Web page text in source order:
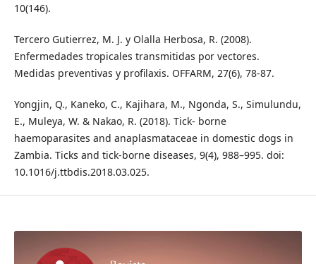
10(146).
Tercero Gutierrez, M. J. y Olalla Herbosa, R. (2008).
Enfermedades tropicales transmitidas por vectores.
Medidas preventivas y profilaxis. OFFARM, 27(6), 78-87.
Yongjin, Q., Kaneko, C., Kajihara, M., Ngonda, S., Simulundu,
E., Muleya, W. & Nakao, R. (2018). Tick- borne
haemoparasites and anaplasmataceae in domestic dogs in
Zambia. Ticks and tick-borne diseases, 9(4), 988–995. doi:
10.1016/j.ttbdis.2018.03.025.